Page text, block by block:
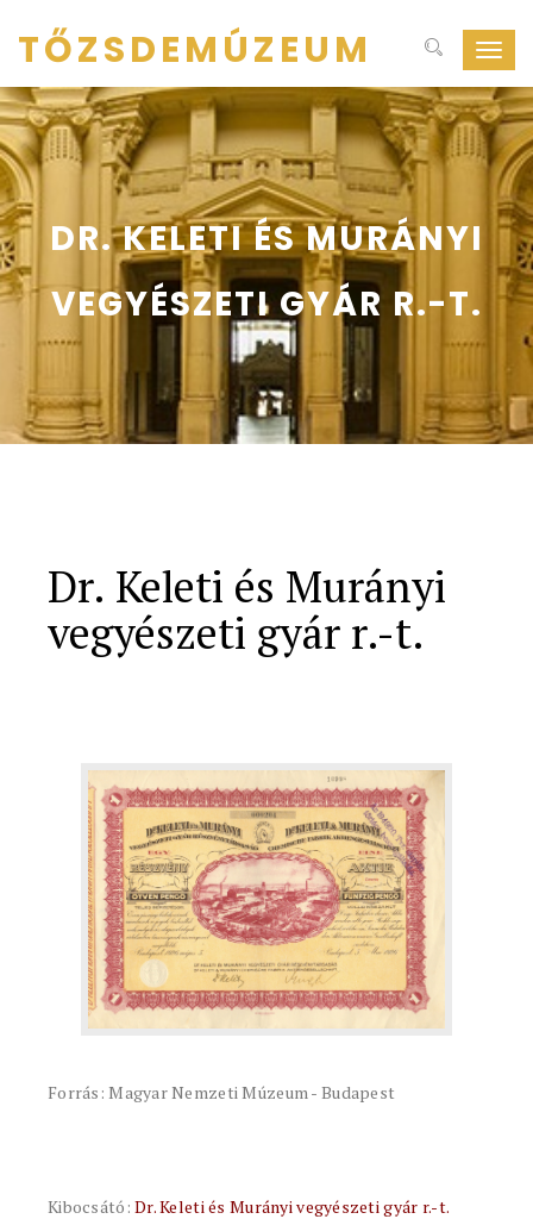
ki-
be
TŐZSDEMÚZEUM
DR. KELETI ÉS MURÁNYI
VEGYÉSZETI GYÁR R.-T.
Dr. Keleti és Murányi
vegyészeti gyár r.-t.
Forrás: Magyar Nemzeti Múzeum - Budapest
Kibocsátó:Dr. Keleti és Murányi vegyészeti gyár r.-t.